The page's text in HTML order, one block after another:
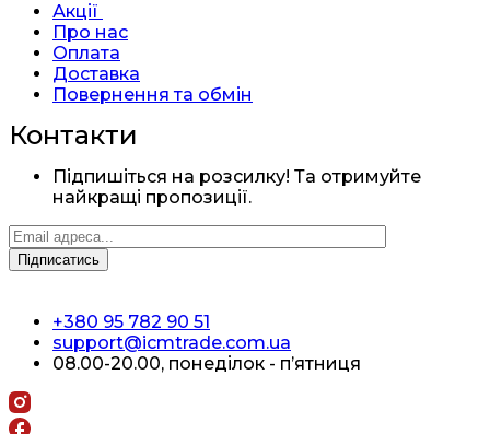
Акції
Про нас
Оплата
Доставка
Повернення та обмін
Контакти
Підпишіться на розсилку! Та отримуйте
найкращі пропозиції.
+380 95 782 90 51
support@icmtrade.com.ua
08.00-20.00, понеділок - п’ятниця